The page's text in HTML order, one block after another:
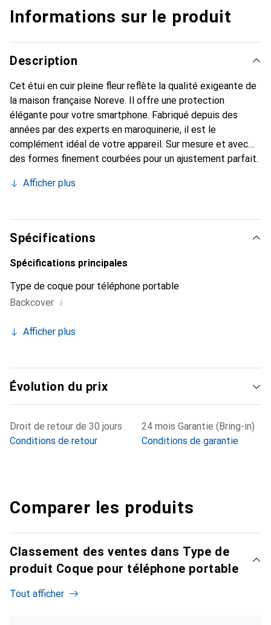
Informations sur le produit
Description
Cet étui en cuir pleine fleur reflète la qualité exigeante de
la maison française Noreve. Il offre une protection
élégante pour votre smartphone. Fabriqué depuis des
années par des experts en maroquinerie, il est le
complément idéal de votre appareil. Sur mesure et avec
des formes finement courbées pour un ajustement parfait.
smartphone. La marque Noreve est reconnue
reste toujours un bon choix pour le client exigeant.
Afficher plus
Spécifications
Spécifications principales
Type de coque pour téléphone portable
Backcover i
Afficher plus
Évolution du prix
Droit de retour de 30 jours
Conditions de retour
24 mois Garantie (Bring-in)
Conditions de garantie
Comparer les produits
Classement des ventes dans Type de
produit Coque pour téléphone portable
Tout afficher